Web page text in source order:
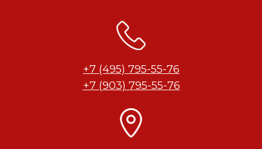
+7 (495) 795-55-76
+7 (903) 795-55-76